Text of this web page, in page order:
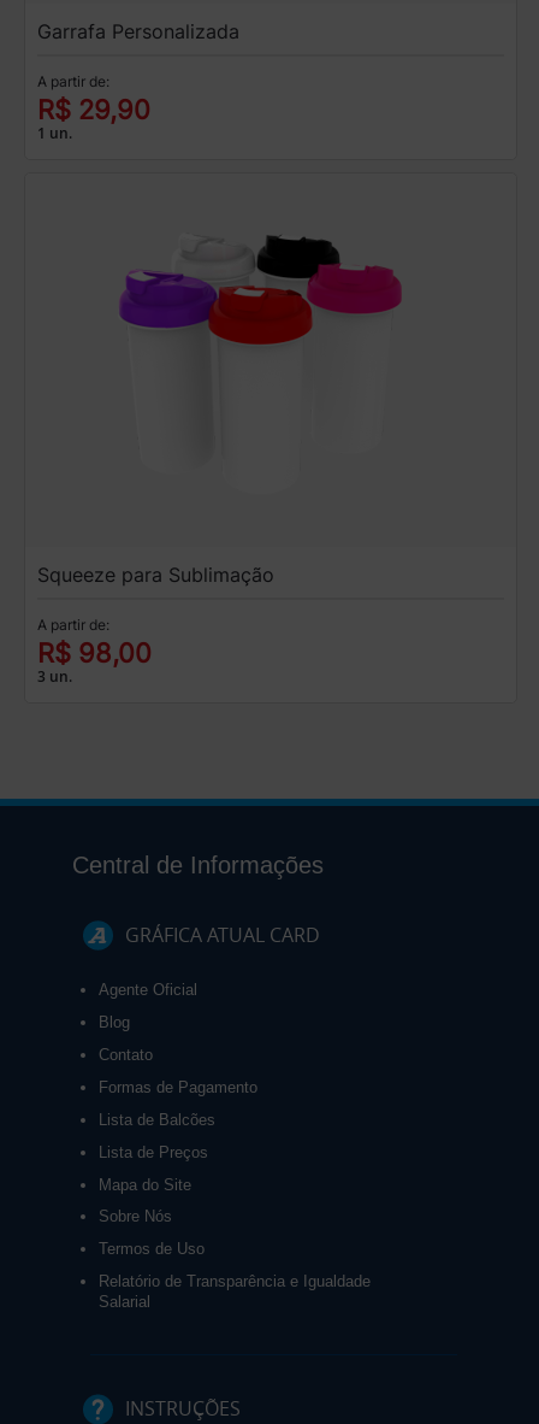
Garrafa Personalizada
A partir de:
R$ 29,90
1 un.
Squeeze para Sublimação
A partir de:
R$ 98,00
3 un.
Central de Informações
GRÁFICA ATUAL CARD
Agente Oficial
Blog
Contato
Formas de Pagamento
Lista de Balcões
Lista de Preços
Mapa do Site
Sobre Nós
Termos de Uso
Relatório de Transparência e Igualdade
Salarial
INSTRUÇÕES